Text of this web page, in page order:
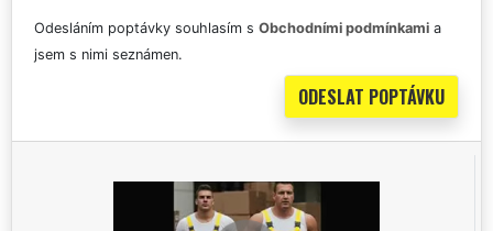
Odesláním poptávky souhlasím s Obchodními podmínkami a
jsem s nimi seznámen.